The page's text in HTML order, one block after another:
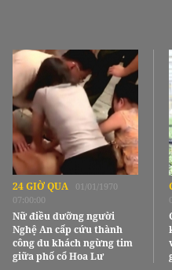
24 GIỜ QUA
01/01/1970
07:00:00
Nữ điều dưỡng người
Nghệ An cấp cứu thành
công du khách ngừng tim
giữa phố cổ Hoa Lư